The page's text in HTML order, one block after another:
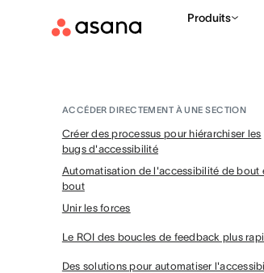
Produits
ACCÉDER DIRECTEMENT À UNE SECTION
Créer des processus pour hiérarchiser les
bugs d'accessibilité
Automatisation de l'accessibilité de bout
bout
Unir les forces
Le ROI des boucles de feedback plus
Des solutions pour automatiser